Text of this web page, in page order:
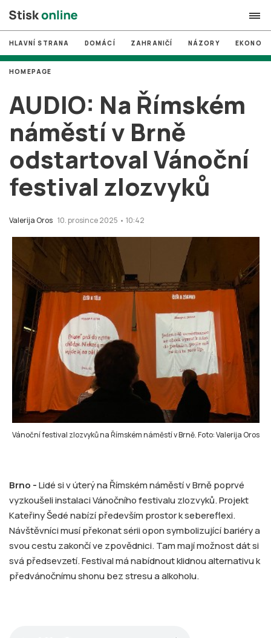
search
# MUNI
# Brno
# volby
login PŘIHLÁSIT SE
Zapomněli jste heslo?
HLAVNÍ STRANA DOMÁCÍ ZAHRANIČÍ NÁZORY
AUDIO: Na Římském
náměstí v Brně
odstartoval Vánoční
festival zlozvyků
Valerija Oros 10. prosince 2025 • 10:42
HOMEPAGE
Vánoční festival zlozvyků na Římském náměstí v Brně. Foto: Valerija Oros
Brno -Lidé si v úterý na Římském náměstí v Brně poprvé
vyzkoušeli instalaci Vánočního festivalu zlozvyků. Projekt
Kateřiny Šedé nabízí především prostor k sebereflexi.
Návštěvníci musí překonat sérii opon symbolizující bariéry a
svou cestu zakončí ve zpovědnici. Tam mají možnost dát si
svá předsevzetí. Festival má nabídnout klidnou alternativu k
předvánočnímu shonu bez stresu a alkoholu.